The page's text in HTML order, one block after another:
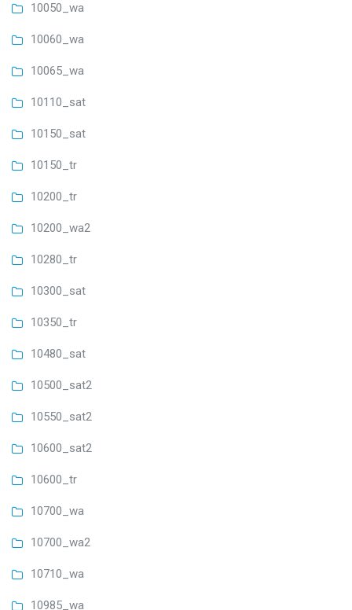
10050_wa
10060_wa
10065_wa
10110_sat
10150_sat
10150_tr
10200_tr
10200_wa2
10280_tr
10300_sat
10350_tr
10480_sat
10500_sat2
10550_sat2
10600_sat2
10600_tr
10700_wa
10700_wa2
10710_wa
10985_wa